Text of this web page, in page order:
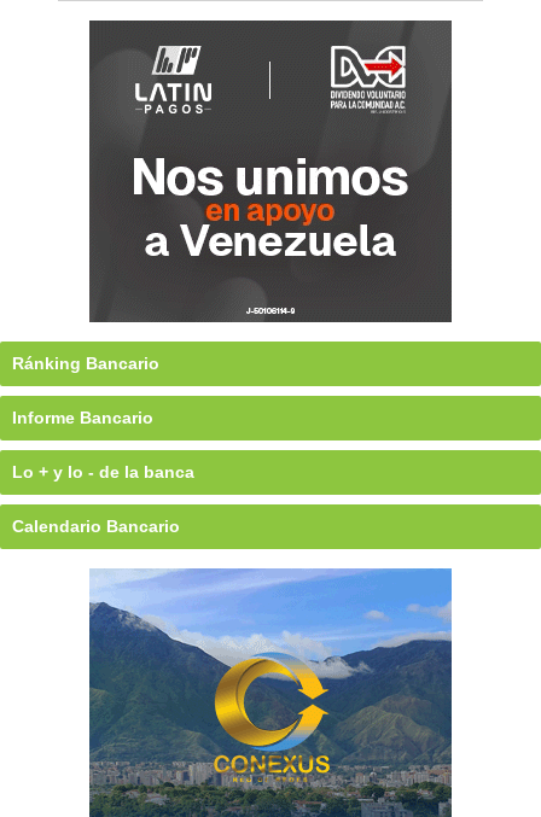
Ránking Bancario
Informe Bancario
Lo + y lo - de la banca
Calendario Bancario